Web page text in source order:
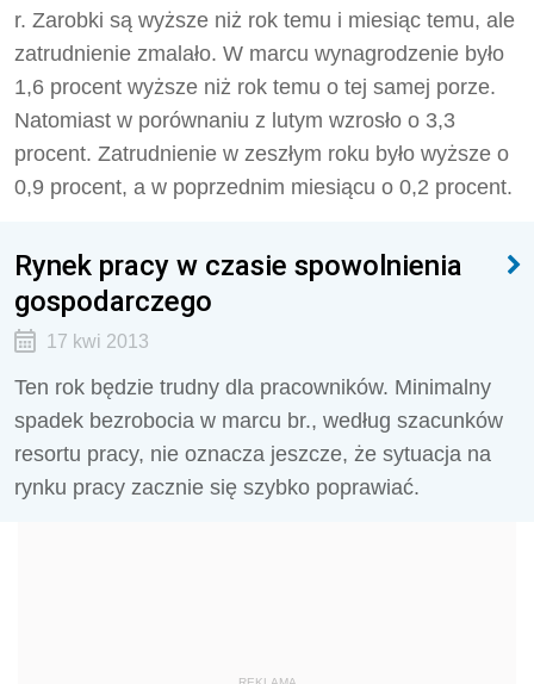
r. Zarobki są wyższe niż rok temu i miesiąc temu, ale
zatrudnienie zmalało. W marcu wynagrodzenie było
1,6 procent wyższe niż rok temu o tej samej porze.
Natomiast w porównaniu z lutym wzrosło o 3,3
procent. Zatrudnienie w zeszłym roku było wyższe o
0,9 procent, a w poprzednim miesiącu o 0,2 procent.
Rynek pracy w czasie spowolnienia
gospodarczego
17 kwi 2013
Ten rok będzie trudny dla pracowników. Minimalny
spadek bezrobocia w marcu br., według szacunków
resortu pracy, nie oznacza jeszcze, że sytuacja na
rynku pracy zacznie się szybko poprawiać.